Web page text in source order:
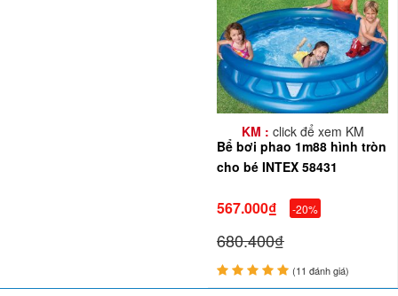
KM : click để xem KM
Bể bơi phao 1m88 hình tròn
cho bé INTEX 58431
567.000₫ -20%
680.400₫
(11 đánh giá)